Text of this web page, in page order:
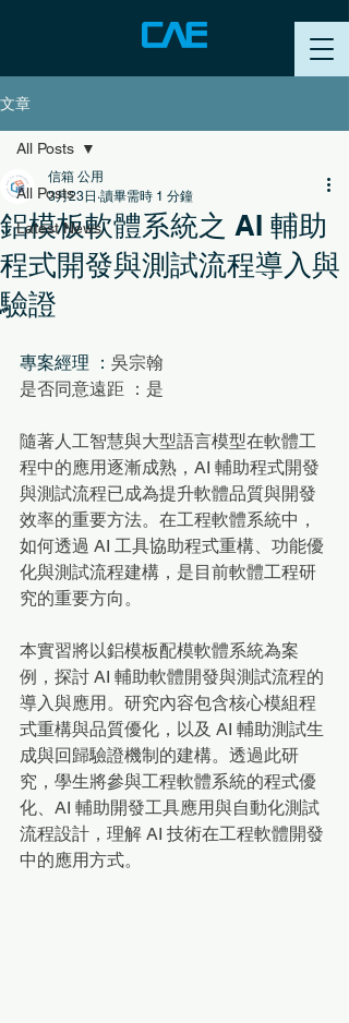
文章
All Posts
Latest News
All Posts
鋁模板軟體系統之 AI 輔助
程式開發與測試流程導入與
驗證
信箱 公用
3月23日 讀畢需時 1 分鐘
專案經理 ： 吳宗翰
是否同意遠距 ：是
隨著人工智慧與大型語言模型在軟體工
程中的應用逐漸成熟，AI 輔助程式開發
與測試流程已成為提升軟體品質與開發
效率的重要方法。在工程軟體系統中，
如何透過 AI 工具協助程式重構、功能優
化與測試流程建構，是目前軟體工程研
究的重要方向。
本實習將以鋁模板配模軟體系統為案
例，探討 AI 輔助軟體開發與測試流程的
導入與應用。研究內容包含核心模組程
式重構與品質優化，以及 AI 輔助測試生
成與回歸驗證機制的建構。透過此研
究，學生將參與工程軟體系統的程式優
化、AI 輔助開發工具應用與自動化測試
流程設計，理解 AI 技術在工程軟體開發
中的應用方式。